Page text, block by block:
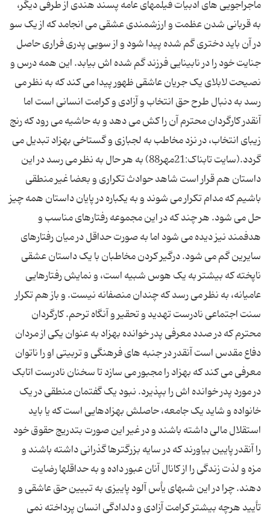
ماجراجویی های ادبیات فیلمهای عامه پسند هندی از طرفی دیگر،
به قربانی شدن عظمت و ارزشمندی عشقی می انجامد که از یک سو
در آن باید دختری گم شده پیدا شود و از سویی پدری فراری حاصل
جنایت خود را در نابینایی فرزند گم شده اش بیابد. این همه درس و
نصیحت لابلای یک جریان عاشقی ظهور پیدا می کند که به نظر می
رسد به دنبال طرح حق انتخاب و آزادی و کرامت انسانی است اما
آنقدر کارگردان محترم آن را کش می دهد و به حاشیه می رود که رنج
زیبای انتخاب، در نزد مخاطب به لجبازی و گستاخی بهزاد تبدیل می
گردد.(سایت تابناک:21مهر88) به هر حال به نظر می رسد در این
داستان هم قرار است شاهد حوادث تکراری و بعضا غیر منطقی
باشیم که مدام تکرار می شوند و به یکباره در پایان داستان همه چیز
حل می شود. هر چند که در این مجموعه رفتارهای مناسب و
هدفمند نیز دیده می شود اما به صورت حداقل در میان رفتارهای
سایرین گم می شود. درگیر کردن مخاطبان با یک داستان عشقی
ناپخته که بیشتر به یک هوس شبیه است، و نمایش رفتارهایی
عامیانه، به نظر می رسد که چندان منصفانه نیست. و باز هم تکرار
سنت اجتماعی نادرست تهدید و تحقیر و آنگاه ترحم. کارگردان
محترم که در صدد معرفی پدر خوانده بهزاد به عنوان یکی از مردان
دفاع مقدس است آنقدر در جنبه های فرهنگی و تربیتی او را ناتوان
معرفی می کند که بهزاد را مجبور می سازد تا سخنان نادرست اتابک
در مورد پدر خوانده اش را بپذیرد. نبود یک گفتمان منطقی در یک
خانواده و شاید یک جامعه، حاصلش بهزادهایی است که یا باید
استقلال مالی داشته باشند و در غیر این صورت بتدریج حقوق خود
را آنقدر پایین بیاورند که در سایه بزرگترها گذرانی داشته باشند و
مزه و لذت زندگی را از کانال آنان عبور داده و به حداقلها رضایت
دهند. چرا در این شبهای یأس آلود پاییزی به تبیین حق عاشقی و
تأیید هرچه بیشتر کرامت آزادی و دلدادگی انسان پرداخته نمی